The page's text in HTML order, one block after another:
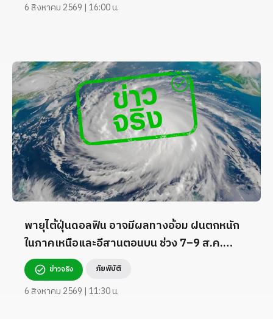
6 สิงหาคม 2569 | 16:00 น.
พายุไต้ฝุ่นดอลฟิน อาจมีผลทางอ้อม ฝนตกหนัก
ในภาคเหนือและอีสานตอนบน ช่วง 7–9 ส.ค.
2569ข่าวจริง ภัยพิบัติ
6 สิงหาคม 2569 | 11:30 น.